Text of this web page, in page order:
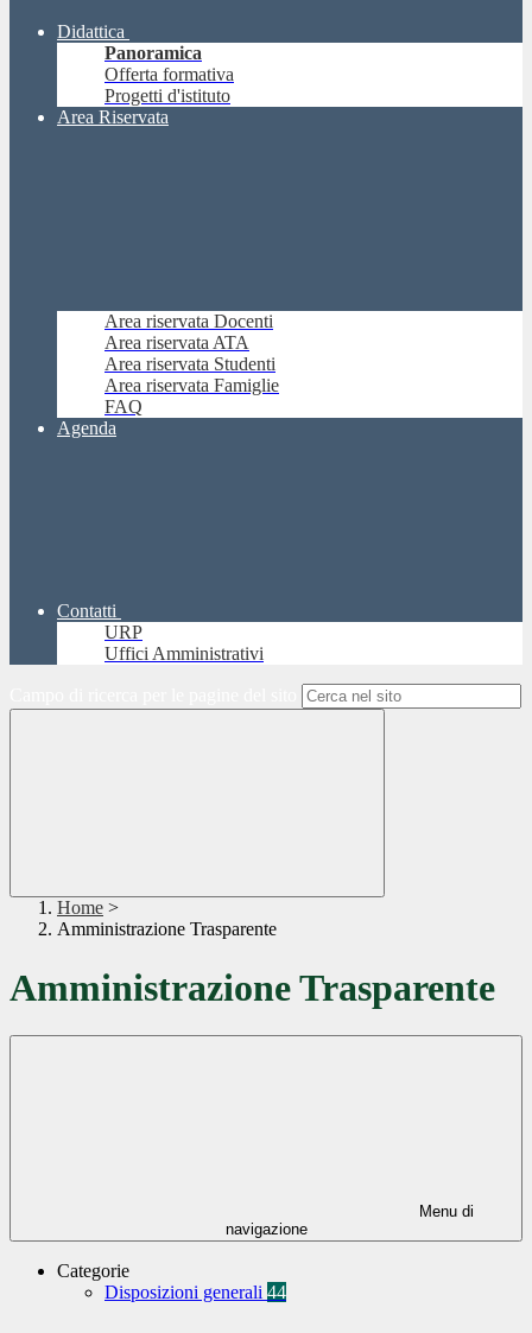
Didattica
Panoramica
Offerta formativa
Progetti d'istituto
Area Riservata
Area riservata Docenti
Area riservata ATA
Area riservata Studenti
Area riservata Famiglie
FAQ
Agenda
Contatti
URP
Uffici Amministrativi
Home >
Amministrazione Trasparente
Amministrazione Trasparente
Menu di
navigazione
Categorie
Disposizioni generali 44